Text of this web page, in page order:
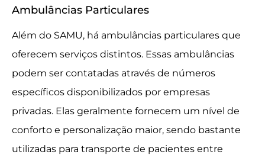
Ambulâncias Particulares
Além do SAMU, há ambulâncias particulares que
oferecem serviços distintos. Essas ambulâncias
podem ser contatadas através de números
específicos disponibilizados por empresas
privadas. Elas geralmente fornecem um nível de
conforto e personalização maior, sendo bastante
utilizadas para transporte de pacientes entre